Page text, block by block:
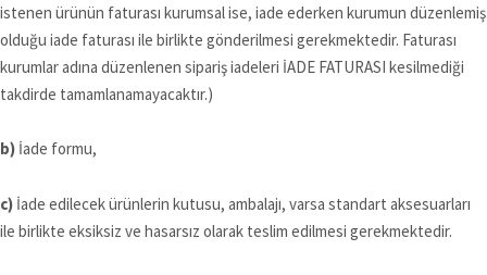
istenen ürünün faturası kurumsal ise, iade ederken kurumun düzenlemiş
olduğu iade faturası ile birlikte gönderilmesi gerekmektedir. Faturası
kurumlar adına düzenlenen sipariş iadeleri İADE FATURASI kesilmediği
takdirde tamamlanamayacaktır.)
b) İade formu,
c) İade edilecek ürünlerin kutusu, ambalajı, varsa standart aksesuarları
ile birlikte eksiksiz ve hasarsız olarak teslim edilmesi gerekmektedir.